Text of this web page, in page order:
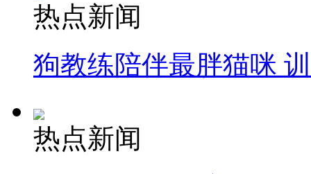
热点新闻
狗教练陪伴最胖猫咪
热点新闻